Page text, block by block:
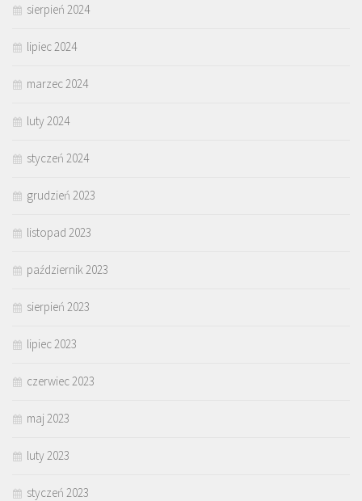
sierpień 2024
lipiec 2024
marzec 2024
luty 2024
styczeń 2024
grudzień 2023
listopad 2023
październik 2023
sierpień 2023
lipiec 2023
czerwiec 2023
maj 2023
luty 2023
styczeń 2023